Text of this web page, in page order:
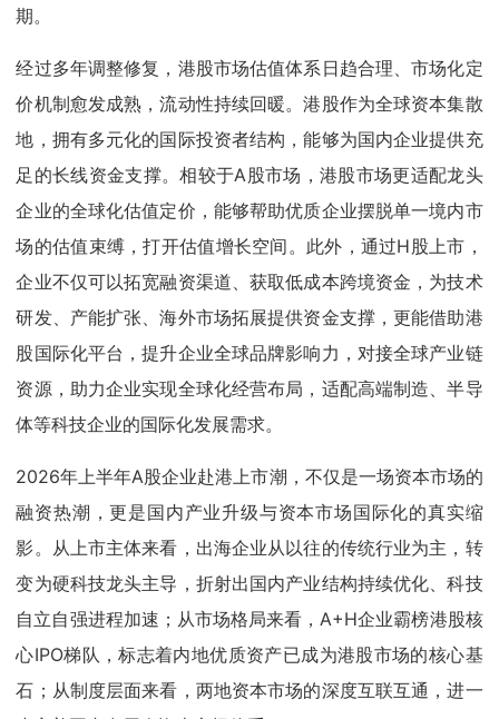
期。
经过多年调整修复，港股市场估值体系日趋合理、市场化定
价机制愈发成熟，流动性持续回暖。港股作为全球资本集散
地，拥有多元化的国际投资者结构，能够为国内企业提供充
足的长线资金支撑。相较于A股市场，港股市场更适配龙头
企业的全球化估值定价，能够帮助优质企业摆脱单一境内市
场的估值束缚，打开估值增长空间。此外，通过H股上市，
企业不仅可以拓宽融资渠道、获取低成本跨境资金，为技术
研发、产能扩张、海外市场拓展提供资金支撑，更能借助港
股国际化平台，提升企业全球品牌影响力，对接全球产业链
资源，助力企业实现全球化经营布局，适配高端制造、半导
体等科技企业的国际化发展需求。
2026年上半年A股企业赴港上市潮，不仅是一场资本市场的
融资热潮，更是国内产业升级与资本市场国际化的真实缩
影。从上市主体来看，出海企业从以往的传统行业为主，转
变为硬科技龙头主导，折射出国内产业结构持续优化、科技
自立自强进程加速；从市场格局来看，A+H企业霸榜港股核
心IPO梯队，标志着内地优质资产已成为港股市场的核心基
石；从制度层面来看，两地资本市场的深度互联互通，进一